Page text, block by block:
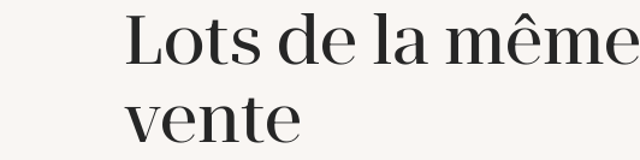
Lots de la même
vente